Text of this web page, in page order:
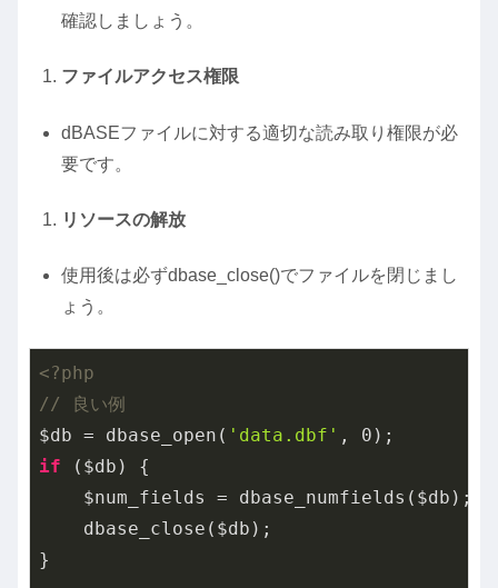
確認しましょう。
ファイルアクセス権限
dBASEファイルに対する適切な読み取り権限が必
要です。
リソースの解放
使用後は必ずdbase_close()でファイルを閉じまし
ょう。
<?php
// 良い例
$db = dbase_open( 'data.dbf' , 0
if ($db) {
    $num_fields = dbase_numfields($db);
    dbase_close($db);
}